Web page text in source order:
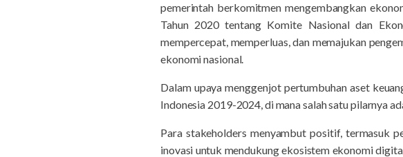
pemerintah berkomitmen mengembangkan
Tahun 2020 tentang Komite Nasional dan
mempercepat, memperluas, dan memajukan
ekonomi nasional.
Dalam upaya menggenjot pertumbuhan aset
Indonesia 2019-2024, di mana salah satu pilarnya
Para stakeholders menyambut positif, termasuk
inovasi untuk mendukung ekosistem ekonomi